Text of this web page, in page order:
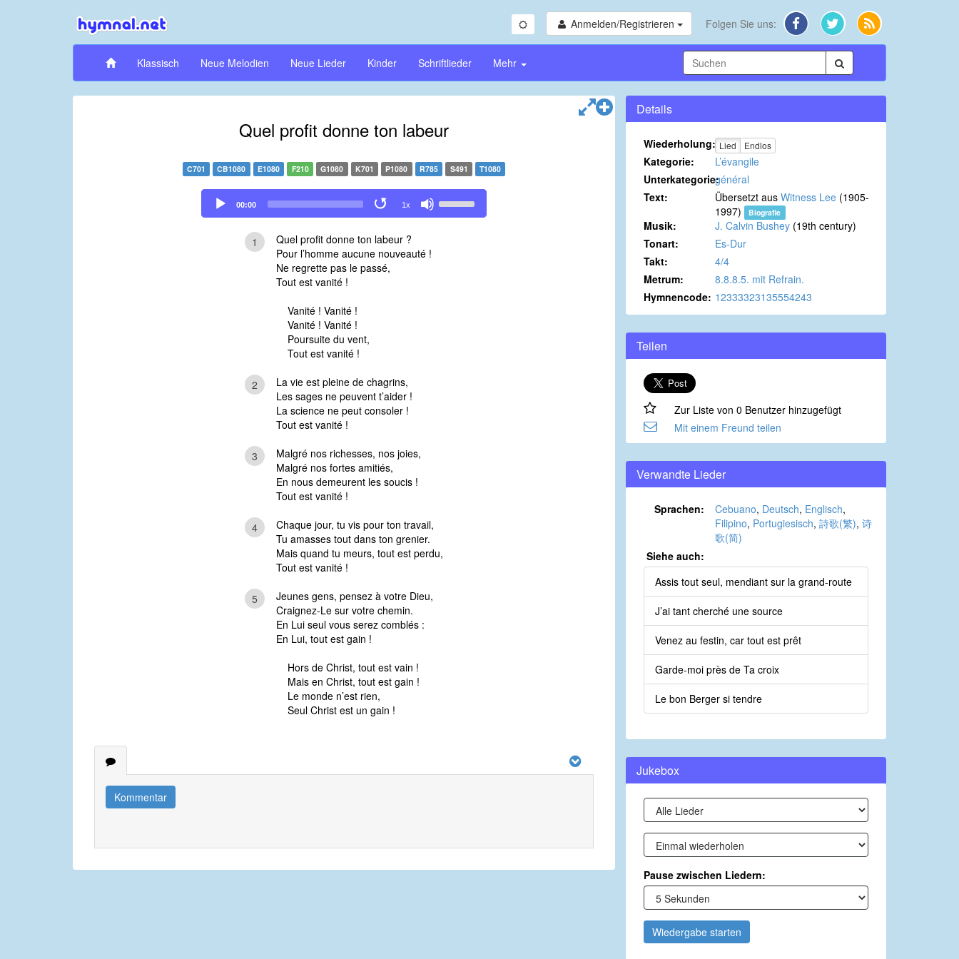
Anmelden/Registrieren Folgen Sie uns:
Klassisch Neue Melodien Neue Lieder Kinder Schriftlieder Mehr
Quel profit donne ton labeur
C701 CB1080 E1080 F210 G1080 K701 P1080 R785 S491 T1080
Audio
Player
00:00 1x
Up/Down
1
Quel profit donne ton labeur ?
Pour l’homme aucune nouveauté !
Ne regrette pas le passé,
Tout est vanité !
Vanité ! Vanité !
Vanité ! Vanité !
Poursuite du vent,
Tout est vanité !
2
La vie est pleine de chagrins,
Les sages ne peuvent t’aider !
La science ne peut consoler !
Tout est vanité !
3
Malgré nos richesses, nos joies,
Malgré nos fortes amitiés,
En nous demeurent les soucis !
Tout est vanité !
4
Chaque jour, tu vis pour ton travail,
Tu amasses tout dans ton grenier.
Mais quand tu meurs, tout est perdu,
Tout est vanité !
5
Jeunes gens, pensez à votre Dieu,
Craignez-Le sur votre chemin.
En Lui seul vous serez comblés :
En Lui, tout est gain !
Hors de Christ, tout est vain !
Mais en Christ, tout est gain !
Le monde n’est rien,
Seul Christ est un gain !
Kommentar
Details
Wiederholung: Lied Endlos
Kategorie:
L’évangile
Unterkategorie:général
Text:
Übersetzt aus Witness Lee (1905-
1997)
Biografie
Musik: J. Calvin Bushey (19th century)
Tonart:
Es-Dur
Takt:
4/4
Metrum:
8.8.8.5. mit Refrain.
Hymnencode: 12333323135554243
Teilen
Zur Liste von 0 Benutzer hinzugefügt
Mit einem Freund teilen
Verwandte Lieder
Sprachen: Cebuano, Deutsch, Englisch,
Filipino, Portugiesisch, 詩歌(繁), 诗
歌(简)
Siehe auch:
Assis tout seul, mendiant sur la grand-route
J’ai tant cherché une source
Venez au festin, car tout est prêt
Garde-moi près de Ta croix
Le bon Berger si tendre
Jukebox
Pause zwischen Liedern:
Wiedergabe starten